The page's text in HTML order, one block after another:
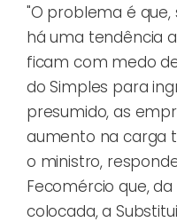
"O problema é
há uma tendência
ficam com medo
do Simples para
presumido, as
aumento na carga
o ministro,
Fecomércio que,
colocada, a